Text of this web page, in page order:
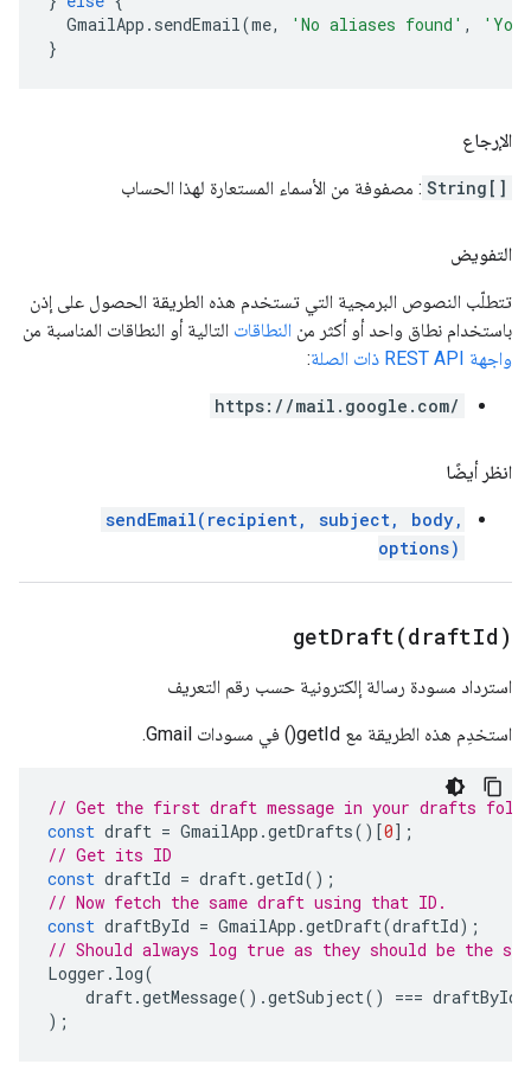
GmailApp . sendEmail(me, 'No aliases found' ,
}
الإرجاع
String[] : مصفوفة من الأسماء المستعارة لهذا الحساب
التفويض
تتطلّب النصوص البرمجية التي تستخدم هذه الطريقة الحصول على إذن
باستخدام نطاق واحد أو أكثر من النطاقات التالية أو النطاقات المناسبة من
واجهة REST API ذات الصلة
:
https://mail.google.com/
انظر أيضًا
sendEmail(recipient, subject, body,
options)
getDraft(draftId)
استرداد مسودة رسالة إلكترونية حسب رقم التعريف
استخدِم هذه الطريقة مع getId() في مسودات Gmail.
// Get the first draft message in your drafts
const draft = GmailApp .getDrafts()[0];
// Get its ID
const draftId = draft.getId();
// Now fetch the same draft using that ID.
const draftById = GmailApp .getDraft(draftId);
// Should always log true as they should be the
Logger . log(
draft.getMessage().getSubject() === draftById
);